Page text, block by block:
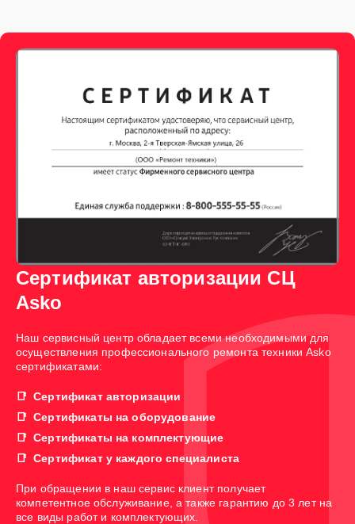
Сертификат авторизации СЦ
Asko
Наш сервисный центр обладает всеми необходимыми для
осуществления профессионального ремонта техники Asko
сертификатами:
Сертификат авторизации
Сертификаты на оборудование
Сертификаты на комплектующие
Сертификат у каждого специалиста
При обращении в наш сервис клиент получает
компетентное обслуживание, а также гарантию до 3 лет на
все виды работ и комплектующих.